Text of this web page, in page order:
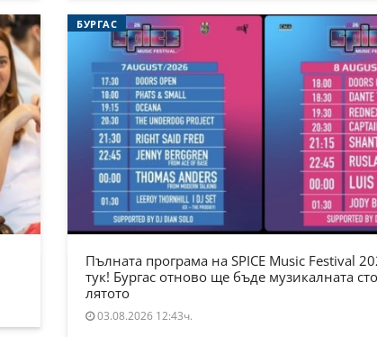
БУРГАС
Пълната програма на SPICE Music Festival
тук! Бургас отново ще бъде музикалната
лятото
03.08.2026 12:43ч.